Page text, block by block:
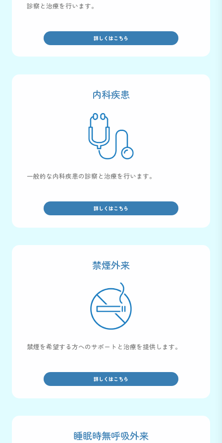
診察と治療を行います。
詳しくはこちら
内科疾患
一般的な内科疾患の診察と治療を行います。
詳しくはこちら
禁煙外来
禁煙を希望する方へのサポートと治療を提供します。
詳しくはこちら
睡眠時無呼吸外来